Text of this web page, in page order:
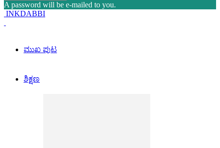
A password will be e-mailed to you.
INKDABBI
ಮುಖ ಪುಟ
ಶಿಕ್ಷಣ